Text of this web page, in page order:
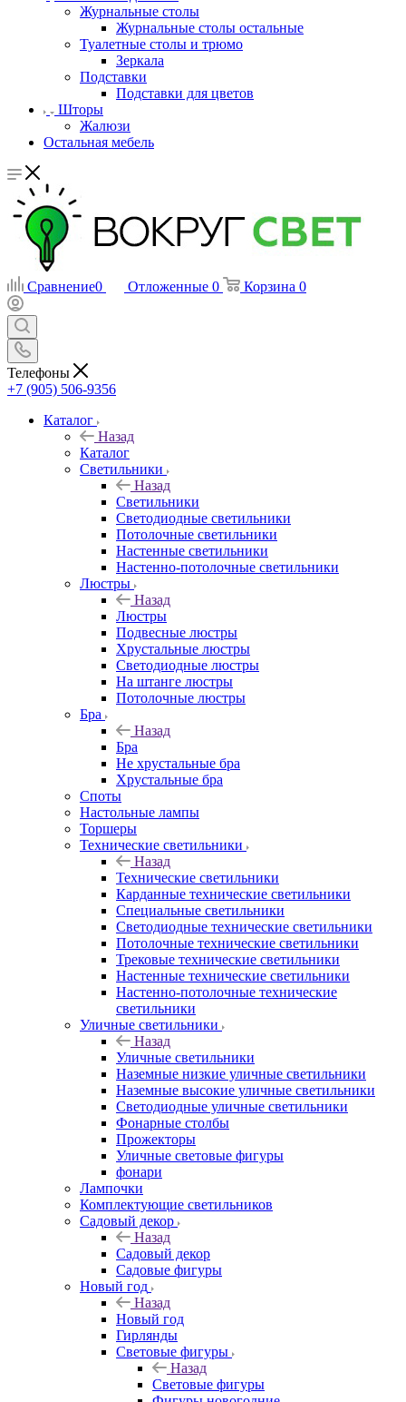
Журнальные столы
Журнальные столы остальные
Туалетные столы и трюмо
Зеркала
Подставки
Подставки для цветов
Шторы
Жалюзи
Остальная мебель
Сравнение0 Отложенные 0 Корзина 0
Телефоны
+7 (905) 506-9356
Каталог
Назад
Каталог
Светильники
Назад
Светильники
Светодиодные светильники
Потолочные светильники
Настенные светильники
Настенно-потолочные светильники
Люстры
Назад
Люстры
Подвесные люстры
Хрустальные люстры
Светодиодные люстры
На штанге люстры
Потолочные люстры
Бра
Назад
Бра
Не хрустальные бра
Хрустальные бра
Споты
Настольные лампы
Торшеры
Технические светильники
Назад
Технические светильники
Карданные технические светильники
Специальные светильники
Светодиодные технические светильники
Потолочные технические светильники
Трековые технические светильники
Настенные технические светильники
Настенно-потолочные технические
светильники
Уличные светильники
Назад
Уличные светильники
Наземные низкие уличные светильники
Наземные высокие уличные светильники
Светодиодные уличные светильники
Фонарные столбы
Прожекторы
Уличные световые фигуры
фонари
Лампочки
Комплектующие светильников
Садовый декор
Назад
Садовый декор
Садовые фигуры
Новый год
Назад
Новый год
Гирлянды
Световые фигуры
Назад
Световые фигуры